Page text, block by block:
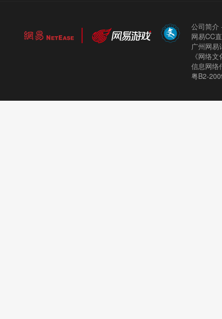
公司简介
网易CC
广州网
《网络
信息网络
粤B2-